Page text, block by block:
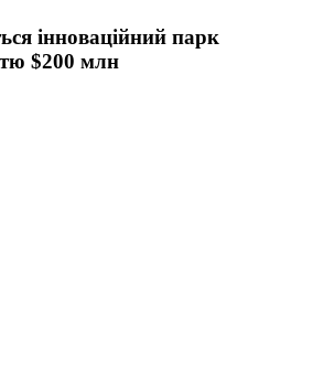
інноваційний парк
$200 млн